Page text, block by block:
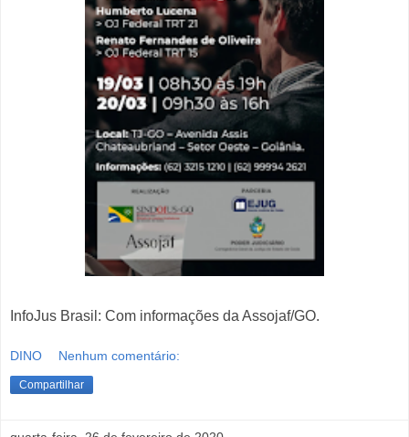
InfoJus Brasil: Com informações da Assojaf/GO.
DINO Nenhum comentário:
Compartilhar